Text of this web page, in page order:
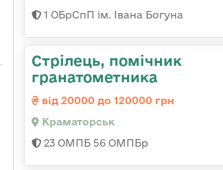
1 ОБрСпП ім. Івана Богуна
Стрілець, помічник
гранатометника
від 20000 до 120000 грн
Краматорськ
23 ОМПБ 56 ОМПБр